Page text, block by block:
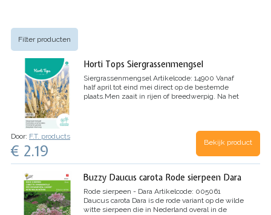
Filter producten
Horti Tops Siergrassenmengsel
Siergrassenmengsel Artikelcode: 14900 Vanaf
half april tot eind mei direct op de bestemde
plaats.Men zaait in rijen of breedwerpig. Na het
Door: F.T. products
€ 2.19 Bekijk product
Buzzy Daucus carota Rode sierpeen Dara
Rode sierpeen - Dara Artikelcode: 005061
Daucus carota Dara is de rode variant op de wilde
witte sierpeen die in Nederland overal in de